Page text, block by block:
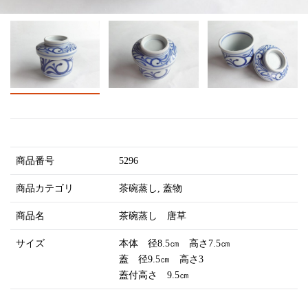
商品番号 5296
商品カテゴリ 茶碗蒸し 蓋物
商品名 茶碗蒸し 唐草
サイズ
本体 径8.5㎝ 高さ7.5㎝
蓋 径9.5㎝ 高さ3
蓋付高さ 9.5㎝